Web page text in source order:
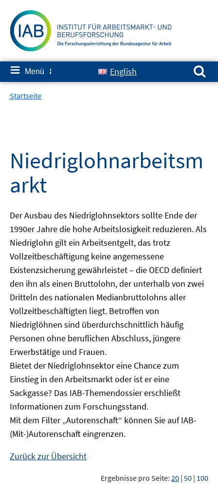
zum
Inhalt
≡ Menü ✘ English
Suchen nach:
Startseite
Niedriglohnarbeitsm
arkt
Der Ausbau des Niedriglohnsektors sollte Ende der
1990er Jahre die hohe Arbeitslosigkeit reduzieren. Als
Niedriglohn gilt ein Arbeitsentgelt, das trotz
Vollzeitbeschäftigung keine angemessene
Existenzsicherung gewährleistet – die OECD definiert
den ihn als einen Bruttolohn, der unterhalb von zwei
Dritteln des nationalen Medianbruttolohns aller
Vollzeitbeschäftigten liegt. Betroffen von
Niedriglöhnen sind überdurchschnittlich häufig
Personen ohne beruflichen Abschluss, jüngere
Erwerbstätige und Frauen.
Bietet der Niedriglohnsektor eine Chance zum
Einstieg in den Arbeitsmarkt oder ist er eine
Sackgasse? Das IAB-Themendossier erschließt
Informationen zum Forschungsstand.
Mit dem Filter „Autorenschaft“ können Sie auf IAB-
(Mit-)Autorenschaft eingrenzen.
Zurück zur Übersicht
Ergebnisse pro Seite: 20 | 50 | 100